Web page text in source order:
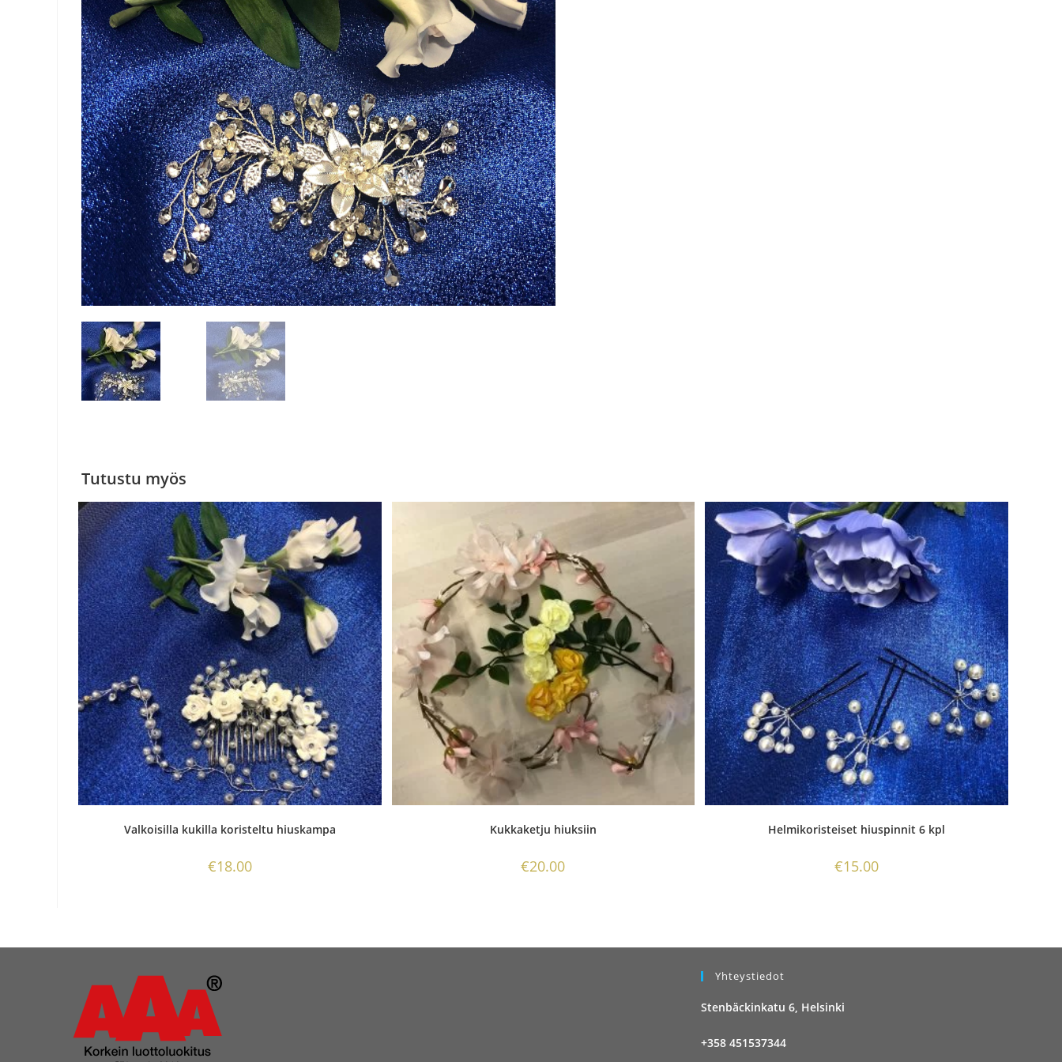
Tutustu myös
Valkoisilla kukilla koristeltu hiuskampa
€18.00
Kukkaketju hiuksiin
€20.00
Helmikoristeiset hiuspinnit 6 kpl
€15.00
Yhteystiedot
Stenbäckinkatu 6, Helsinki
+358 451537344